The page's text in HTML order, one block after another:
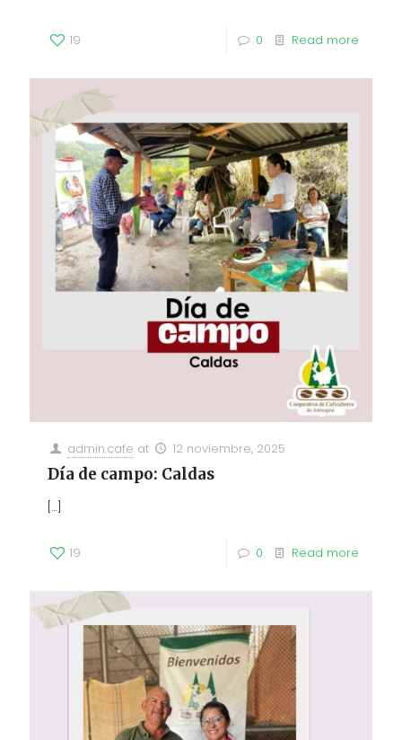
19 0 Read more
admin.cafe at 12 noviembre, 2025
Día de campo: Caldas
[…]
19 0 Read more